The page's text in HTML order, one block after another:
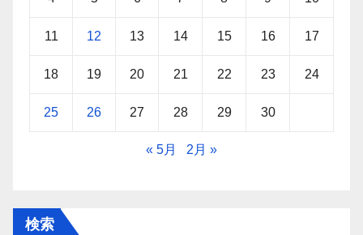
11 12 13 14 15 16 17
18 19 20 21 22 23 24
25 26 27 28 29 30
« 5月 2月 »
検索